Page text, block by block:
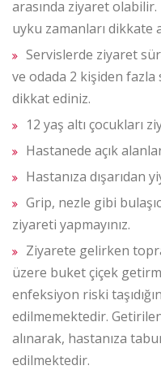
arasında ziyaret
uyku zamanları dikkate
Servislerde ziyaret
ve odada 2 kişiden fazla
dikkat ediniz.
12 yaş altı çocukları
Hastanede açık
Hastanıza dışarıdan
Grip, nezle gibi
ziyareti yapmayınız.
Ziyarete gelirken
üzere buket çiçek
enfeksiyon riski
edilmemektedir.
alınarak, hastanıza
edilmektedir.